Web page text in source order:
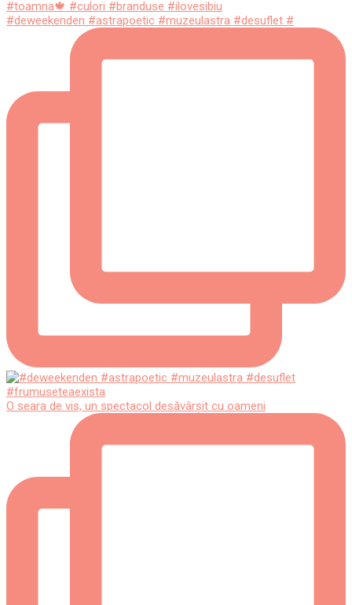
#deweekenden #astrapoetic #muzeulastra #desuflet #
O seara de vis, un spectacol desăvârșit cu oameni